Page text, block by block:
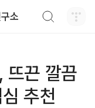
소
뜨끈 깔끔
추천